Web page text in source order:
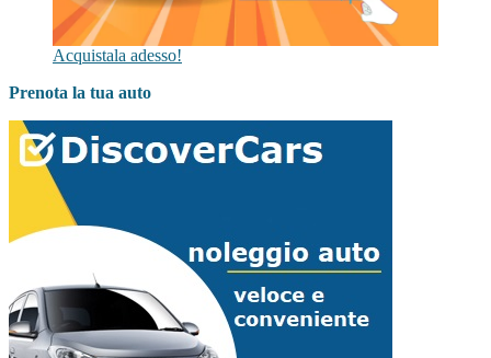
Acquistala adesso!
Prenota la tua auto